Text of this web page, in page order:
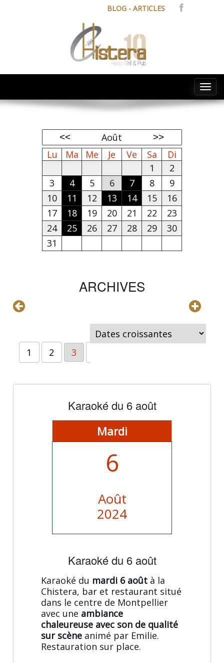
BLOG - ARTICLES
Août
Lu
Ma Me Je Ve Sa
Di
1
2
3
4 5 6 7 8
9
10
11 12 13 14 15
16
17
18 19 20 21 22
23
24
25 26 27 28 29
30
31
ARCHIVES
1 2 3
Karaoké du 6 août
Mardi
6
Août
2024
Karaoké du 6 août
Karaoké du mardi 6 août à la
Chistera, bar et restaurant situé
dans le centre de Montpellier
avec une ambiance
chaleureuse avec son de qualité
sur scène animé par Emilie.
Restauration sur place.